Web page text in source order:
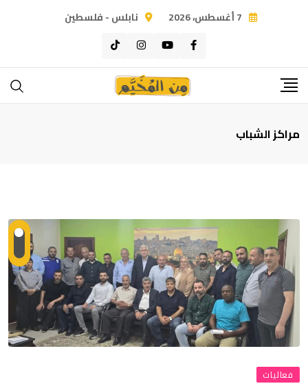
7 أغسطس، 2026 نابلس - فلسطين
مراكز الشباب
فعاليات